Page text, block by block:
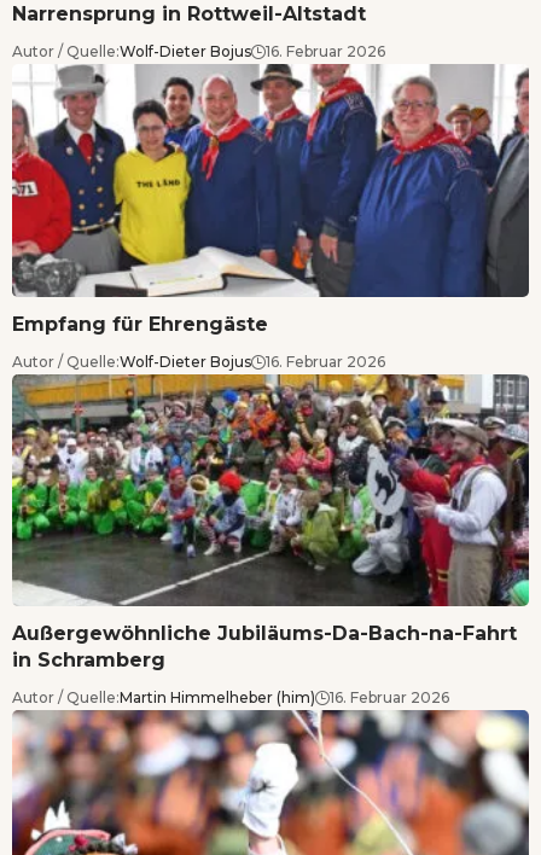
Narrensprung in Rottweil-Altstadt
Autor / Quelle:Wolf-Dieter Bojus 16. Februar 2026
Empfang für Ehrengäste
Autor / Quelle:Wolf-Dieter Bojus 16. Februar 2026
Außergewöhnliche Jubiläums-Da-Bach-na-Fahrt
in Schramberg
Autor / Quelle:Martin Himmelheber (him) 16. Februar 2026